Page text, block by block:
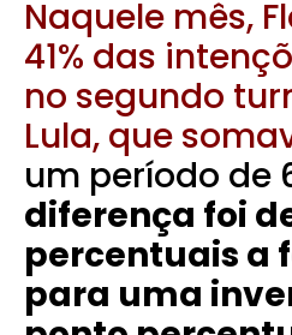
Naquele mês,
41% das
no segundo
Lula, que
um período de
diferença foi
percentuais a
para uma